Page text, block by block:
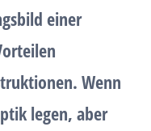
einer
. Wenn
legen, aber